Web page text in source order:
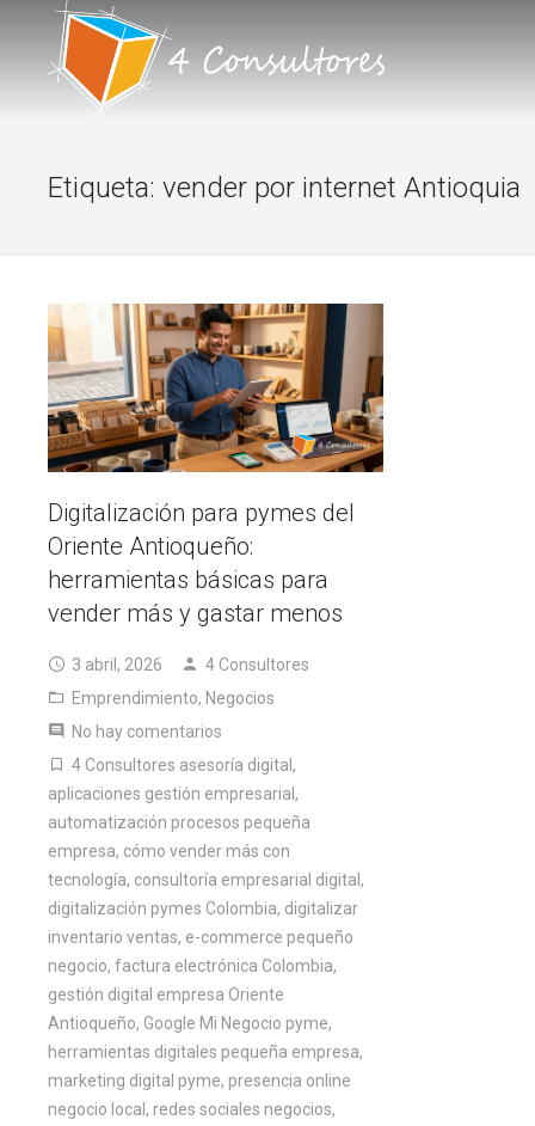
NOSOTROS
TALLERES
BLOG
FORO
CONTACTO
Etiqueta: vender por internet Antioquia
Digitalización para pymes del
Oriente Antioqueño:
herramientas básicas para
vender más y gastar menos
3 abril, 2026
4 Consultores
Emprendimiento, Negocios
No hay comentarios
4 Consultores asesoría digital,
aplicaciones gestión empresarial,
automatización procesos pequeña
empresa, cómo vender más con
tecnología, consultoría empresarial digital,
digitalización pymes Colombia, digitalizar
inventario ventas, e-commerce pequeño
negocio, factura electrónica Colombia,
gestión digital empresa Oriente
Antioqueño, Google Mi Negocio pyme,
herramientas digitales pequeña empresa,
marketing digital pyme, presencia online
negocio local, redes sociales negocios,